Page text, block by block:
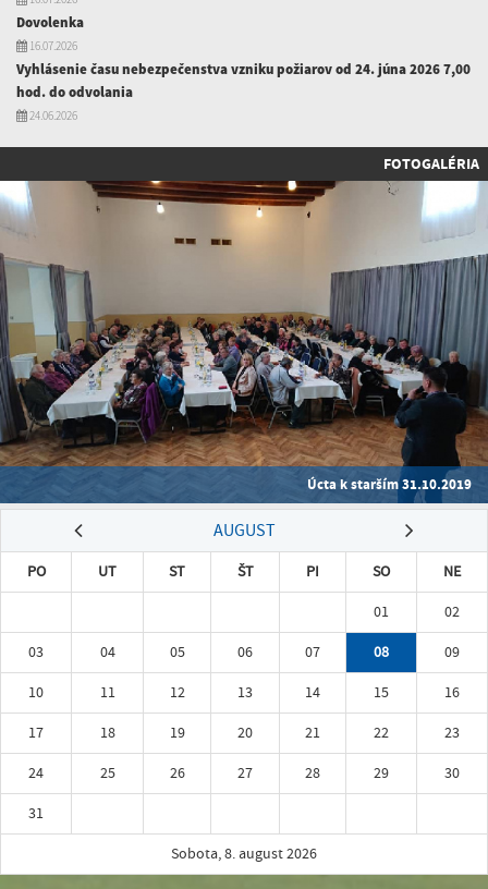
Dovolenka
16.07.2026
Vyhlásenie času nebezpečenstva vzniku požiarov od 24. júna 2026 7,00
hod. do odvolania
24.06.2026
FOTOGALÉRIA
Úcta k starším 31.10.2019
AUGUST
PO UT ST ŠT PI SO
NE
01
02
03
04 05 06 07 08
09
10
11 12 13 14 15
16
17
18 19 20 21 22
23
24
25 26 27 28 29
30
31
Sobota, 8. august 2026